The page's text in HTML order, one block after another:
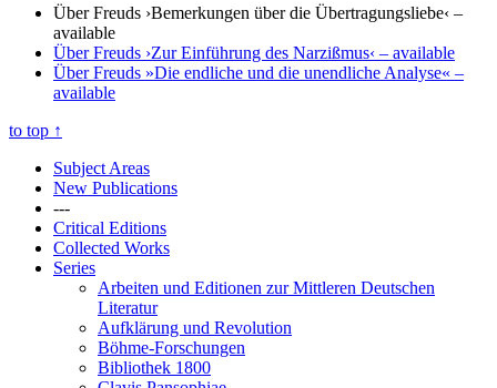
Über Freuds ›Bemerkungen über die Übertragungsliebe‹ –
available
Über Freuds ›Zur Einführung des Narzißmus‹ – available
Über Freuds »Die endliche und die unendliche Analyse« –
available
to top ↑
Subject Areas
New Publications
---
Critical Editions
Collected Works
Series
Arbeiten und Editionen zur Mittleren Deutschen
Literatur
Aufklärung und Revolution
Böhme-Forschungen
Bibliothek 1800